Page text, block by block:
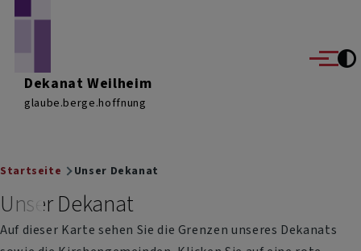
Dekanat Weilheim
glaube.berge.hoffnung
Menü
Breadcrumb
Startseite Unser Dekanat
Unser Dekanat
Auf dieser Karte sehen Sie die Grenzen unseres Dekanats